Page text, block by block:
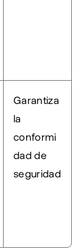
Garantiza
la
conformi
dad de
seguridad